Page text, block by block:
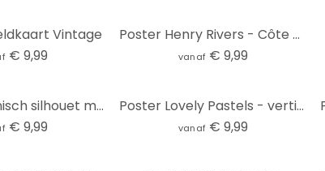
Vintage
€ 9,99
Poster Henry Rivers - Côte d'Azur
vanaf € 9,99
Poster Botanisch silhouet met artistieke geometrie - Costa
€ 9,99
Poster Lovely Pastels - verticaal
vanaf € 9,99